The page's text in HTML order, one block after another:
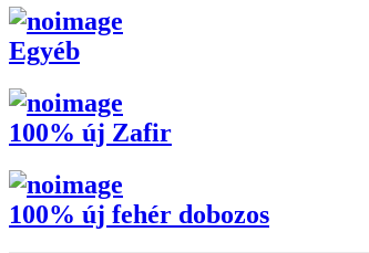
Egyéb
100% új Zafir
100% új fehér dobozos